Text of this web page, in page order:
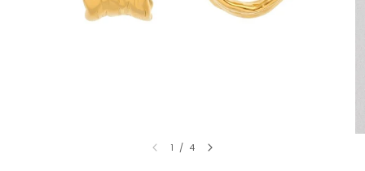
1 / 4